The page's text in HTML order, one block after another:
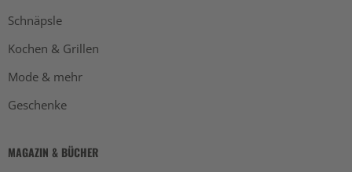
Schnäpsle
Kochen & Grillen
Mode & mehr
Geschenke
MAGAZIN & BÜCHER